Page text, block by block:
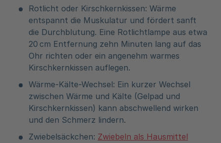
Rotlicht oder Kirschkernkissen: Wärme
entspannt die Muskulatur und fördert sanft
die Durchblutung. Eine Rotlichtlampe aus etwa
20 cm Entfernung zehn Minuten lang auf das
Ohr richten oder ein angenehm warmes
Kirschkernkissen auflegen.
Wärme-Kälte-Wechsel: Ein kurzer Wechsel
zwischen Wärme und Kälte (Gelpad und
Kirschkernkissen) kann abschwellend wirken
und den Schmerz lindern.
Zwiebelsäckchen: Zwiebeln als Hausmittel